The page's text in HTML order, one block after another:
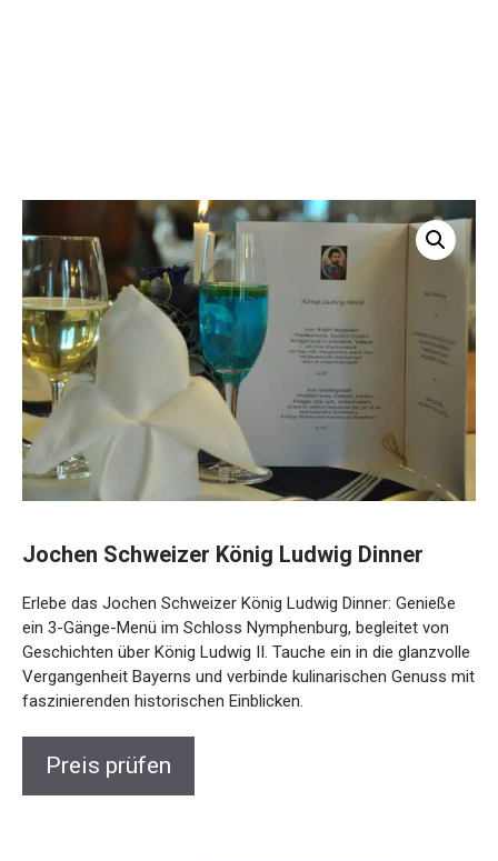
Jochen Schweizer König Ludwig Dinner
Erlebe das Jochen Schweizer König Ludwig Dinner: Genieße
ein 3-Gänge-Menü im Schloss Nymphenburg, begleitet von
Geschichten über König Ludwig II. Tauche ein in die
glanzvolle Vergangenheit Bayerns und verbinde
kulinarischen Genuss mit faszinierenden historischen
Preis prüfen